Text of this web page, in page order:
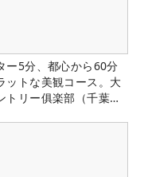
ー5分、都心から60分
ットな美観コース。大
トリー俱楽部（千葉